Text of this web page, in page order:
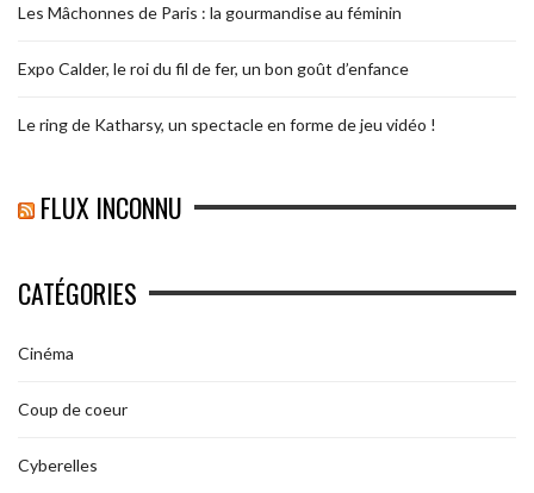
Les Mâchonnes de Paris : la gourmandise au féminin
Expo Calder, le roi du fil de fer, un bon goût d’enfance
Le ring de Katharsy, un spectacle en forme de jeu vidéo !
FLUX INCONNU
CATÉGORIES
Cinéma
Coup de coeur
Cyberelles